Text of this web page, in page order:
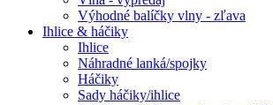
Výhodné balíčky vlny - zľava
Ihlice & háčiky
Ihlice
Náhradné lanká/spojky
Háčiky
Sady háčiky/ihlice